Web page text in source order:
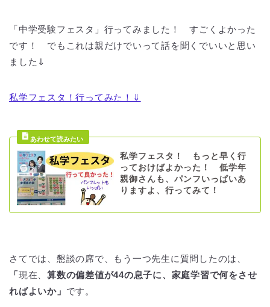
「中学受験フェスタ」行ってみました！ すごくよかった
です！ でもこれは親だけでいって話を聞くでいいと思い
ました⇓
私学フェスタ！行ってみた！⇓
私学フェスタ！ もっと早く行
っておけばよかった！ 低学年
親御さんも、パンフいっぱいあ
りますよ、行ってみて！
さてでは、懇談の席で、もう一つ先生に質問したのは、
「現在、算数の偏差値が44の息子に、家庭学習で何をさせ
ればよいか」 です。